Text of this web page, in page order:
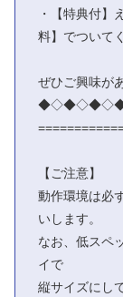
・【特典付】
料】でついて
ぜひご興味が
【ご注意】
動作環境は必
いします。
なお、低スペ
イで
縦サイズにし